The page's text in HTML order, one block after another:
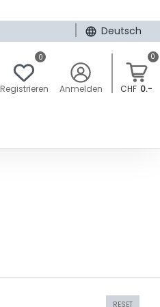
Deutsch
0
Registrieren Anmelden
0
CHF 0.-
RESET